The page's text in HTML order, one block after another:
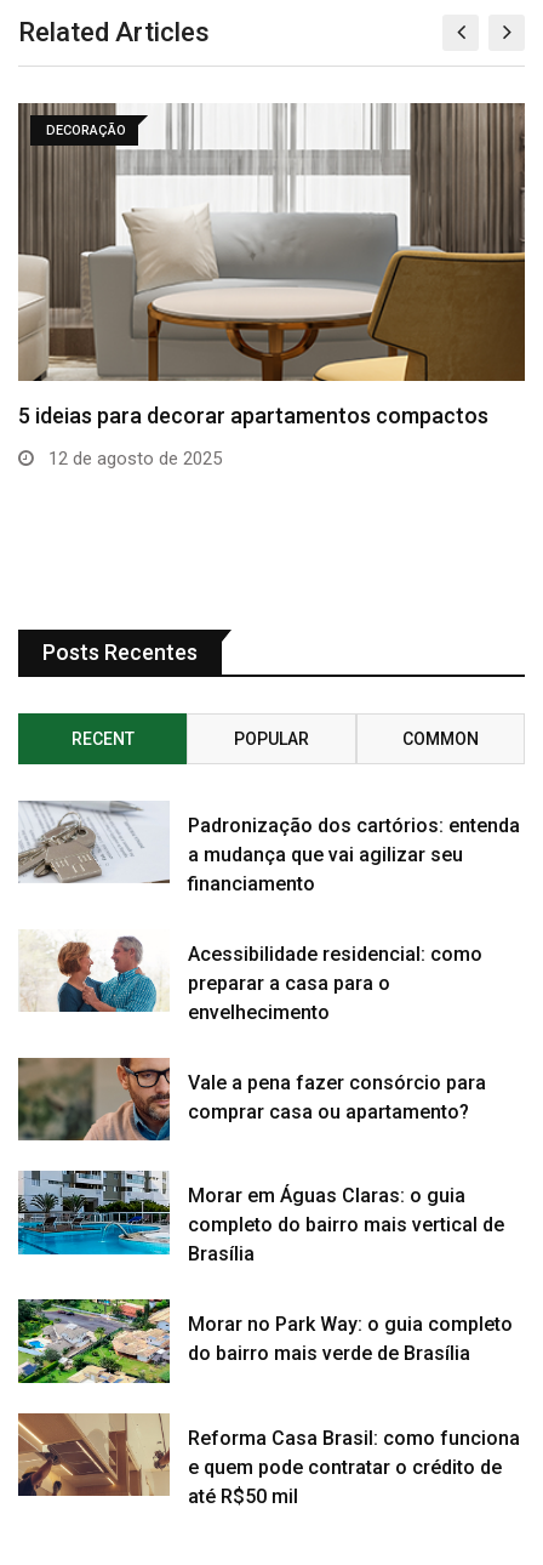
Related Articles
DECORAÇÃO
5 ideias para decorar apartamentos compactos
12 de agosto de 2025
Posts Recentes
RECENT POPULAR COMMON
Padronização dos cartórios: entenda
a mudança que vai agilizar seu
financiamento
Acessibilidade residencial: como
preparar a casa para o
envelhecimento
Vale a pena fazer consórcio para
comprar casa ou apartamento?
Morar em Águas Claras: o guia
completo do bairro mais vertical de
Brasília
Morar no Park Way: o guia completo
do bairro mais verde de Brasília
Reforma Casa Brasil: como funciona
e quem pode contratar o crédito de
até R$50 mil